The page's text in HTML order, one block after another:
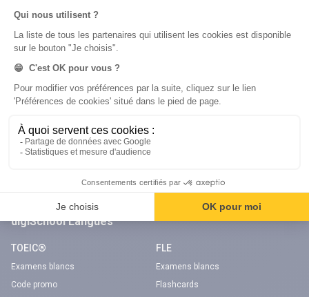
Examens blancs
Réserver une session
Code gratuit
Réserver une session
Code bateau
Examens blancs
Séries d’entraînement
Nos applications
digiSchool Langues
TOEIC®
Examens blancs
Code promo
FLE
Examens blancs
Flashcards